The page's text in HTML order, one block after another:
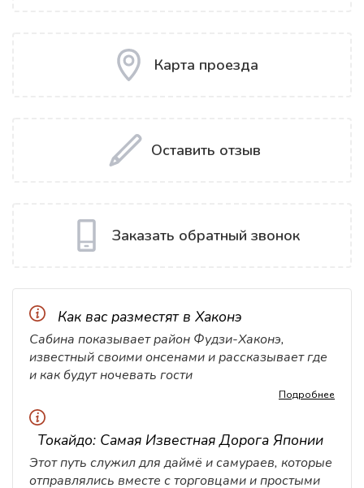
Карта проезда
Оставить отзыв
Заказать обратный звонок
Как вас разместят в Хаконэ
Сабина показывает район Фудзи-Хаконэ,
известный своими онсенами и рассказывает где
и как будут ночевать гости
Подробнее
Токайдо: Самая Известная Дорога Японии
Этот путь служил для даймё и самураев, которые
отправлялись вместе с торговцами и простыми